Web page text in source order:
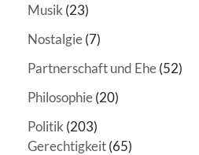
Musik (23)
Nostalgie(7)
Partnerschaft und Ehe(52)
Philosophie(20)
Politik (203)
Gerechtigkeit(65)